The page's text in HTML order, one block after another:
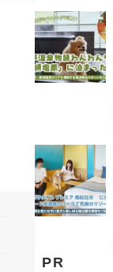
PR